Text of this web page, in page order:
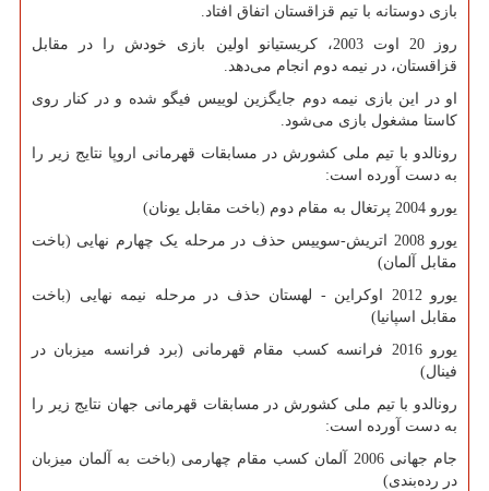
بازی دوستانه با تیم قزاقستان اتفاق افتاد.
روز 20 اوت 2003، کریستیانو اولین بازی خودش را در مقابل
قزاقستان، در نیمه دوم انجام می‌دهد.
او در این بازی نیمه دوم جایگزین لوییس فیگو شده و در کنار روی
کاستا مشغول بازی می‌شود.
رونالدو با تیم ملی کشورش در مسابقات قهرمانی اروپا نتایج زیر را
به دست آورده است:
یورو 2004 پرتغال به مقام دوم (باخت مقابل یونان)
یورو 2008 اتریش-سوییس حذف در مرحله یک چهارم نهایی (باخت
مقابل آلمان)
یورو 2012 اوکراین - لهستان حذف در مرحله نیمه نهایی (باخت
مقابل اسپانیا)
یورو 2016 فرانسه کسب مقام قهرمانی (برد فرانسه میزبان در
فینال)
رونالدو با تیم ملی کشورش در مسابقات قهرمانی جهان نتایج زیر را
به دست آورده است:
جام جهانی 2006 آلمان کسب مقام چهارمی (باخت به آلمان میزبان
در رده‌بندی)